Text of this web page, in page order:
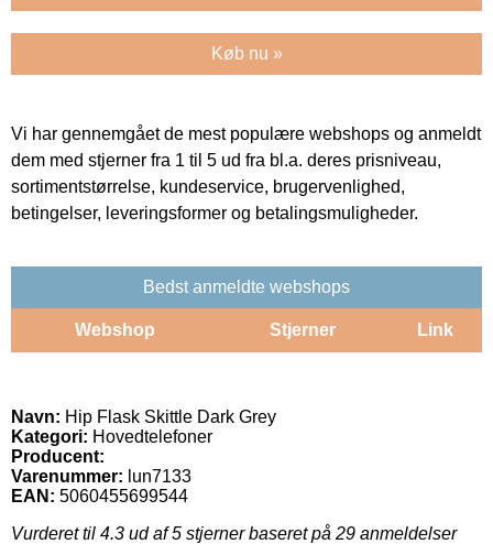
Køb nu »
Vi har gennemgået de mest populære webshops og anmeldt
dem med stjerner fra 1 til 5 ud fra bl.a. deres prisniveau,
sortimentstørrelse, kundeservice, brugervenlighed,
betingelser, leveringsformer og betalingsmuligheder.
Bedst anmeldte webshops
Webshop Stjerner Link
Navn: Hip Flask Skittle Dark Grey
Kategori: Hovedtelefoner
Producent:
Varenummer: lun7133
EAN: 5060455699544
Vurderet til 4.3 ud af 5 stjerner baseret på 29 anmeldelser